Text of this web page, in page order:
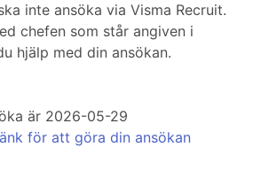
inte ansöka via Visma Recruit.
chefen som står angiven i
hjälp med din ansökan.
är 2026-05-29
för att göra din ansökan